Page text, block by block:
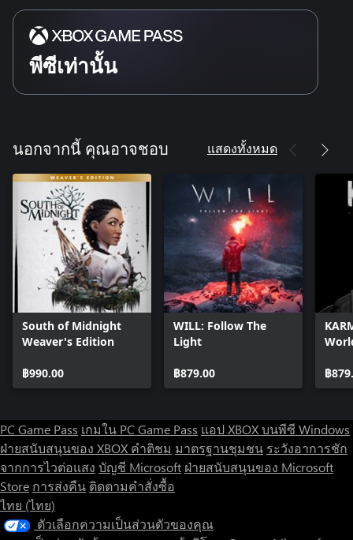
HIDE TO SURVIVE
You are not alone. There is a hostile lifeform stalking you. Avoid
detection in tense, thrilling stealth sequences; use the
environment to your advantage, and stay one step ahead of
whatever hunts you. Explore Persephone and complete the
FIND EACH OTHER
Helpless on the edge of the solar system, the Hope-01 crew faces
a brutal new world and the echoes of a complicated past. Ariane
Montclair and Thomas Cross share a deep connection, a
relationship left unresolved by the demands of their careers and
their mission. Facing overwhelming odds, their fractured bond
becomes a lifeline as they grasp in the dark for one another.
Key Features:
- Grounded sci-fi exploration: a realistic depiction of near-future
- Dual-perspective survival: experience both Thomas’s resourceful
investigation and Ariane’s high stakes parkour gameplay
with grappling, sliding, and momentum-driven movement
- Tense stealth encounters: face an alien threat in tense and
exciting stealth-based sequences
- An emotional core: two astronauts bound by a complicated
past, fighting to find each other
A game in collaboration with: European Space Agency (ESA)
พีซีเท่านั้น
นอกจากนี้ คุณอาจชอบ แสดงทั้งหมด
South of Midnight
Weaver's Edition
฿990.00
WILL: Follow The
Light
฿879.00 ฿
PC Game Pass เกมใน PC Game Pass แอป XBOX บนพีซี Windows
ฝ่ายสนับสนุนของ XBOX คำติชม มาตรฐานชุมชน ระวังอาการชัก
จากการไวต่อแสง บัญชี Microsoft ฝ่ายสนับสนุนของ Microsoft
Store การส่งคืน ติดตามคำสั่งซื้อ
ไทย (ไทย)
ตัวเลือกความเป็นส่วนตัวของคุณ